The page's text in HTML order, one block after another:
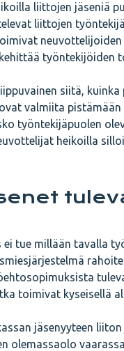
liittojen jäseniä
liittojen
työntekijöiden
siitä,
valmiita
työntekijäpuolen
heikoilla
ei tue millään tavalla
toimivat kyseisellä
jäsenyyteen
olemassaolo